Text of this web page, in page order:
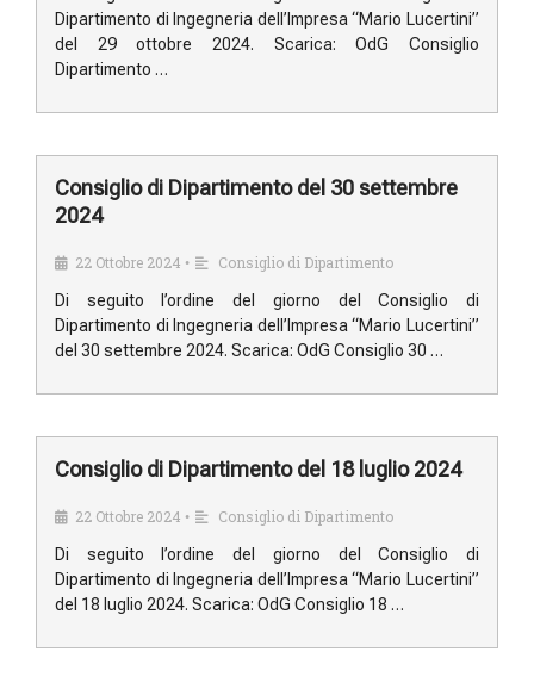
Dipartimento di Ingegneria dell’Impresa “Mario Lucertini”
del 29 ottobre 2024. Scarica: OdG Consiglio
Dipartimento …
Consiglio di Dipartimento del 30 settembre
2024
22 Ottobre 2024 •
Consiglio di Dipartimento
Di seguito l’ordine del giorno del Consiglio di
Dipartimento di Ingegneria dell’Impresa “Mario Lucertini”
del 30 settembre 2024. Scarica: OdG Consiglio 30 …
Consiglio di Dipartimento del 18 luglio 2024
22 Ottobre 2024 •
Consiglio di Dipartimento
Di seguito l’ordine del giorno del Consiglio di
Dipartimento di Ingegneria dell’Impresa “Mario Lucertini”
del 18 luglio 2024. Scarica: OdG Consiglio 18 …